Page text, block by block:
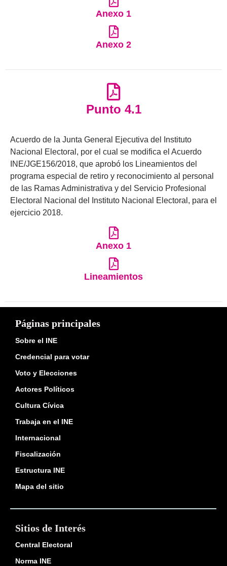
Anexo 1
Anexo 2
Punto 4.1
Acuerdo de la Junta General Ejecutiva del Instituto
Nacional Electoral, por el cual se modifica el Acuerdo
INE/JGE156/2018, que aprobó los Lineamientos del
programa especial de retiro y reconocimiento al personal
de las Ramas Administrativa y del Servicio Profesional
Electoral Nacional del Instituto Nacional Electoral, para el
ejercicio 2018.
Anexo 1
Lineamientos
Páginas principales
Sobre el INE
Credencial para votar
Voto y Elecciones
Actores Políticos
Cultura Cívica
Trabaja en el INE
Internacional
Fiscalización
Estructura INE
Mapa del sitio
Sitios de Interés
Central Electoral
Norma INE